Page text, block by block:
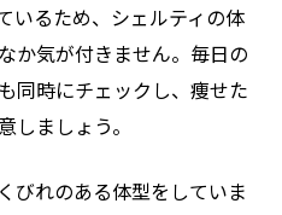
いるため、シェルティの体
か気が付きません。毎日の
同時にチェックし、痩せた
しましょう。
びれのある体型をしていま